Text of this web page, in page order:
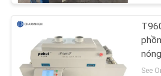
Dây chuyền
PCB
ứng